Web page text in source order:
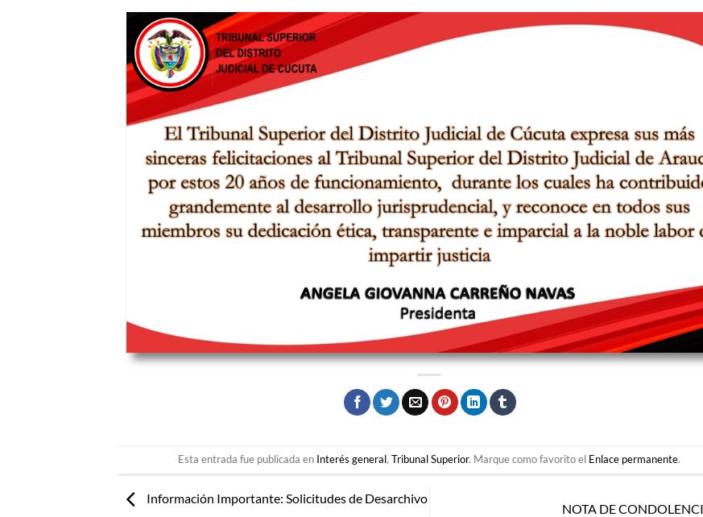
Esta entrada fue publicada en Interés general,Tribunal Superior. Marque como favorito el Enlace permanente.
Información Importante: Solicitudes de Desarchivo
NOTA DE